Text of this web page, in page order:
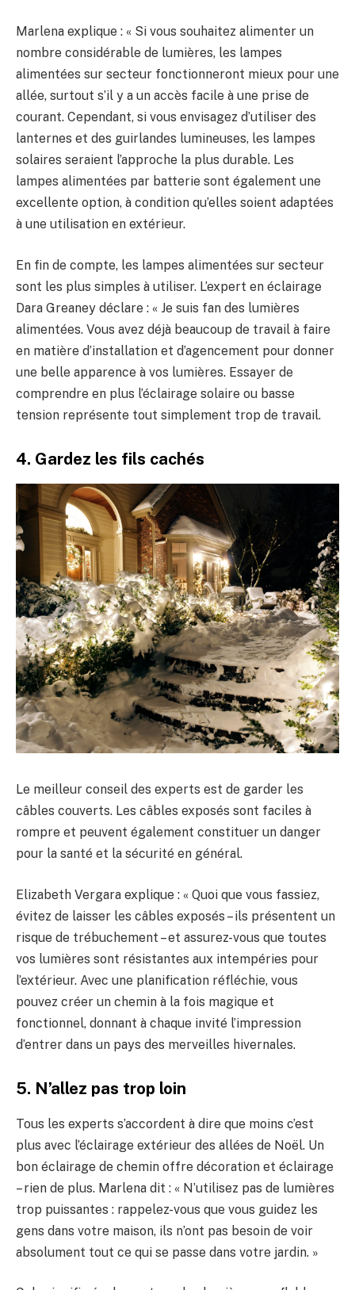
Marlena explique : « Si vous souhaitez alimenter un
nombre considérable de lumières, les lampes
alimentées sur secteur fonctionneront mieux pour une
allée, surtout s’il y a un accès facile à une prise de
courant. Cependant, si vous envisagez d’utiliser des
lanternes et des guirlandes lumineuses, les lampes
solaires seraient l’approche la plus durable. Les
lampes alimentées par batterie sont également une
excellente option, à condition qu’elles soient adaptées
à une utilisation en extérieur.
En fin de compte, les lampes alimentées sur secteur
sont les plus simples à utiliser. L’expert en éclairage
Dara Greaney déclare : « Je suis fan des lumières
alimentées. Vous avez déjà beaucoup de travail à faire
en matière d’installation et d’agencement pour donner
une belle apparence à vos lumières. Essayer de
comprendre en plus l’éclairage solaire ou basse
tension représente tout simplement trop de travail.
4. Gardez les fils cachés
Le meilleur conseil des experts est de garder les
câbles couverts. Les câbles exposés sont faciles à
rompre et peuvent également constituer un danger
pour la santé et la sécurité en général.
Elizabeth Vergara explique : « Quoi que vous fassiez,
évitez de laisser les câbles exposés – ils présentent un
risque de trébuchement – ​​et assurez-vous que toutes
vos lumières sont résistantes aux intempéries pour
l’extérieur. Avec une planification réfléchie, vous
pouvez créer un chemin à la fois magique et
fonctionnel, donnant à chaque invité l’impression
d’entrer dans un pays des merveilles hivernales.
5. N’allez pas trop loin
Tous les experts s’accordent à dire que moins c’est
plus avec l’éclairage extérieur des allées de Noël. Un
bon éclairage de chemin offre décoration et éclairage
– rien de plus. Marlena dit : « N’utilisez pas de lumières
trop puissantes : rappelez-vous que vous guidez les
gens dans votre maison, ils n’ont pas besoin de voir
absolument tout ce qui se passe dans votre jardin. »